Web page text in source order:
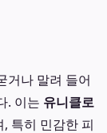
거나 말려 들어
. 이는 유니클로
특히 민감한 피